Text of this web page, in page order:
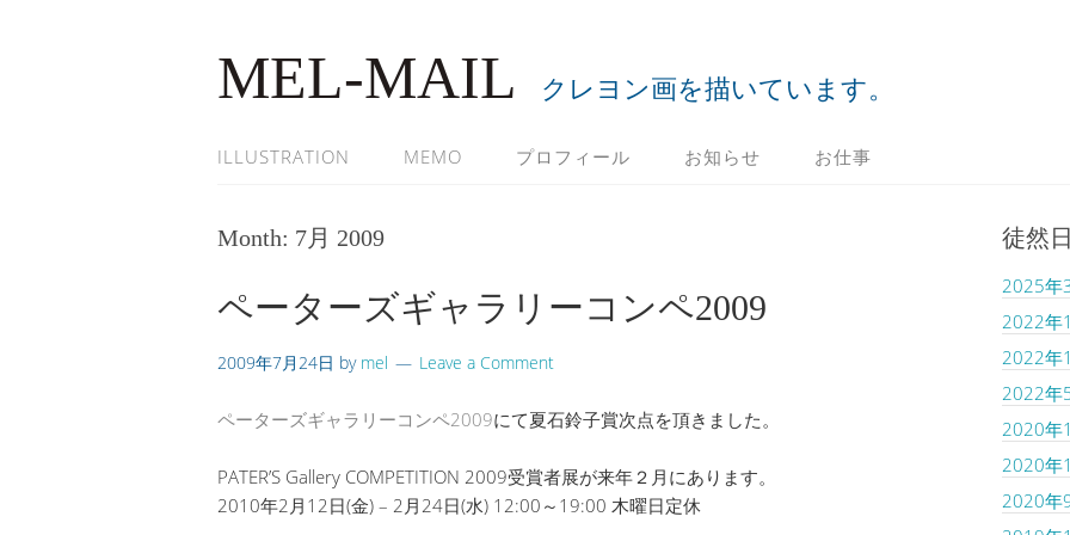
MEL-MAIL クレヨン画を描いています。
ILLUSTRATION MEMO プロフィール お知らせ お仕事
Month: 7月 2009
ペーターズギャラリーコンペ2009
2009年7月24日 by mel Leave a Comment
ペーターズギャラリーコンペ2009にて夏石鈴子賞次点を頂きました。
PATER’S Gallery COMPETITION 2009受賞者展が来年２月にあります。
2010年2月12日(金) – 2月24日(水) 12:00～19:00 木曜日定休
徒然
2025年
2022年
2022年
2022年
2020年
2020年
2020年